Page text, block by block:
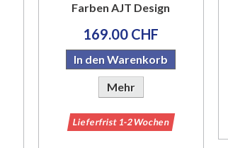
Farben AJT Design
169.00 CHF
In den Warenkorb
Mehr
Lieferfrist 1-2 Wochen